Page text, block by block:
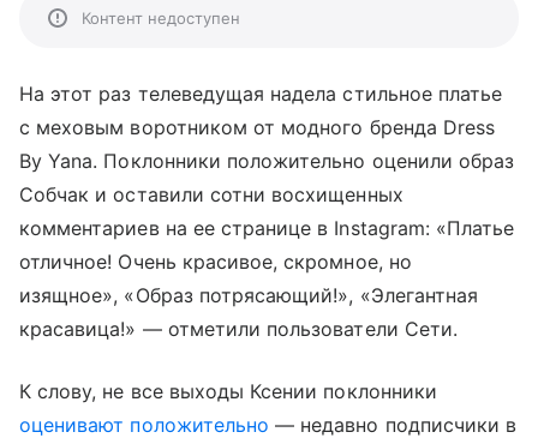
Контент недоступен
На этот раз телеведущая надела стильное платье
с меховым воротником от модного бренда Dress
By Yana. Поклонники положительно оценили образ
Собчак и оставили сотни восхищенных
комментариев на ее странице в Instagram: «Платье
отличное! Очень красивое, скромное, но
изящное», «Образ потрясающий!», «Элегантная
красавица!» — отметили пользователи Сети.
К слову, не все выходы Ксении поклонники
оценивают положительно — недавно подписчики в